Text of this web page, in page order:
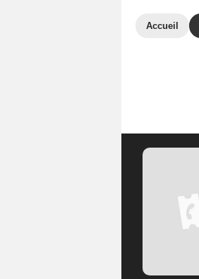
Accueil